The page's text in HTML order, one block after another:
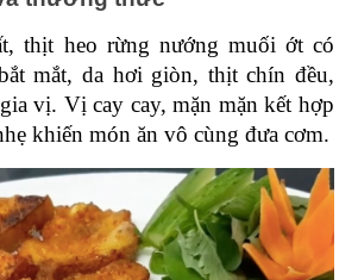
thịt heo rừng nướng muối ớt có
mắt, da hơi giòn, thịt chín đều,
vị. Vị cay cay, mặn mặn kết hợp
khiến món ăn vô cùng đưa cơm.